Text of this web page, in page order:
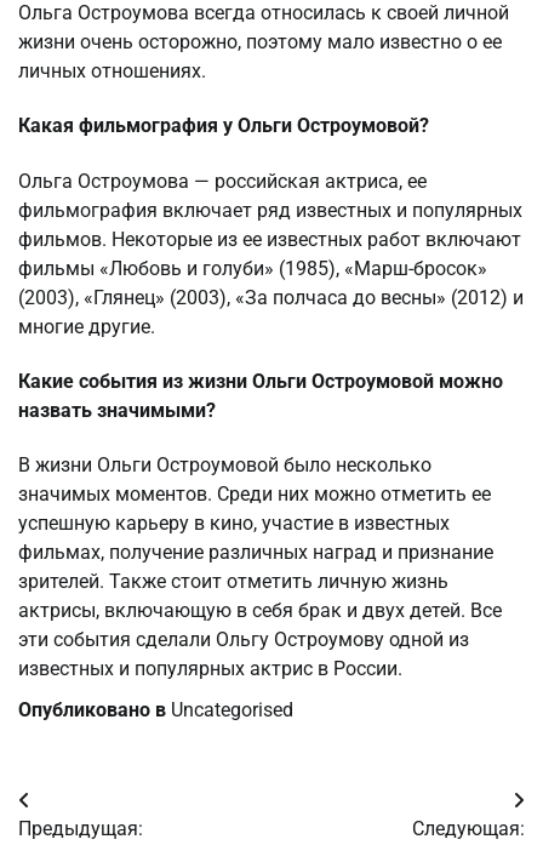
Ольга Остроумова всегда относилась к своей личной
жизни очень осторожно, поэтому мало известно о ее
личных отношениях.
Какая фильмография у Ольги Остроумовой?
Ольга Остроумова — российская актриса, ее
фильмография включает ряд известных и популярных
фильмов. Некоторые из ее известных работ включают
фильмы «Любовь и голуби» (1985), «Марш-бросок»
(2003), «Глянец» (2003), «За полчаса до весны» (2012) и
многие другие.
Какие события из жизни Ольги Остроумовой можно
назвать значимыми?
В жизни Ольги Остроумовой было несколько
значимых моментов. Среди них можно отметить ее
успешную карьеру в кино, участие в известных
фильмах, получение различных наград и признание
зрителей. Также стоит отметить личную жизнь
актрисы, включающую в себя брак и двух детей. Все
эти события сделали Ольгу Остроумову одной из
известных и популярных актрис в России.
Опубликовано в Uncategorised
Навигация
Предыдущая: Следующая: